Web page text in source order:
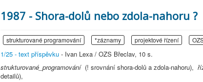
1987 - Shora-dolů nebo zdola-nahoru ?
strukturované programování *záznamy projektové řízení
1/25 - text příspěvku - Ivan Lexa / OZS Břeclav, 10 s.
strukturované_programování (! srovnání shora-dolů a zdola-nahoru),
detailů),